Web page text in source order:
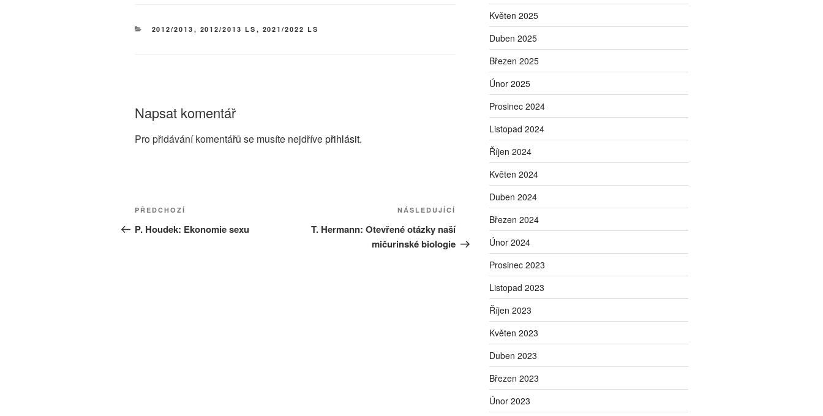
RUBRIKY
2012/2013 , 2012/2013 LS , 2021/2022 LS
Napsat komentář
Pro přidávání komentářů se musíte nejdřívepřihlásit.
Navigace
pro
Předchozí
příspěvek
PŘEDCHOZÍ
P. Houdek: Ekonomie sexu
Následující
příspěvek
NÁSLEDUJÍCÍ
T. Hermann: Otevřené otázky naší
mičurinské biologie
Květen 2025
Duben 2025
Březen 2025
Únor 2025
Prosinec 2024
Listopad 2024
Říjen 2024
Květen 2024
Duben 2024
Březen 2024
Únor 2024
Prosinec 2023
Listopad 2023
Říjen 2023
Květen 2023
Duben 2023
Březen 2023
Únor 2023